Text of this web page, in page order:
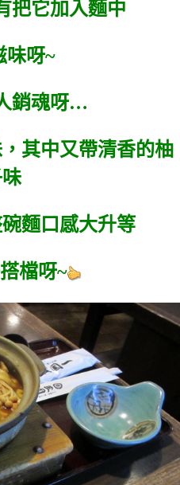
把它加入麵中
味呀~
銷魂呀…
其中又帶清香的柚
麵口感大升等
檔呀~